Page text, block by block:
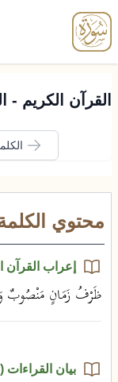
القرآن الكريم -
محتوي
إعراب
ظَرْفُ زَمَانٍ مَنْصُوبٌ
بيان